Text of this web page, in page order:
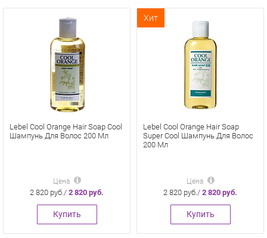
Lebel Cool Orange Hair Soap Cool
Шампунь Для Волос 200 Мл
Цена
2 820 руб./ 2 820 руб.
Купить
Хит
Lebel Cool Orange Hair Soap
Super Cool Шампунь Для Волос
200 Мл
Цена
2 820 руб./ 2 820 руб.
Купить